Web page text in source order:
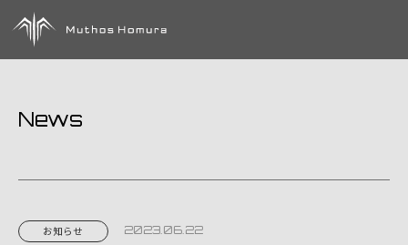
News
お知らせ 2023.06.22